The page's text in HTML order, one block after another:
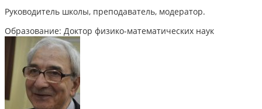
Руководитель школы, преподаватель, модератор.
Образование: Доктор физико-математических наук